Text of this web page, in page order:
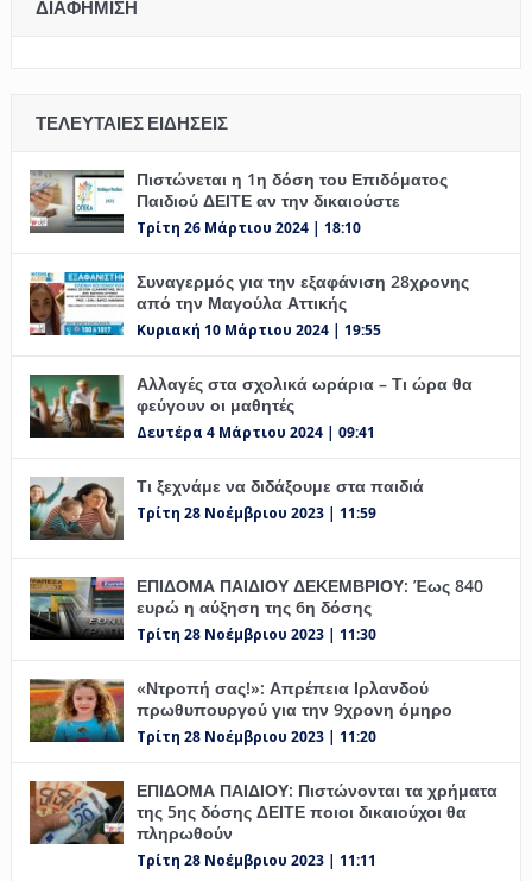
ΔΙΑΦΉΜΙΣΗ
ΤΕΛΕΥΤΑΊΕΣ ΕΙΔΉΣΕΙΣ
Πιστώνεται η 1η δόση του Επιδόματος
Παιδιού ΔΕΙΤΕ αν την δικαιούστε
Τρίτη 26 Μάρτιου 2024 | 18:10
Συναγερμός για την εξαφάνιση 28χρονης
από την Μαγούλα Αττικής
Κυριακή 10 Μάρτιου 2024 | 19:55
Αλλαγές στα σχολικά ωράρια – Τι ώρα θα
φεύγουν οι μαθητές
Δευτέρα 4 Μάρτιου 2024 | 09:41
Τι ξεχνάμε να διδάξουμε στα παιδιά
Τρίτη 28 Νοέμβριου 2023 | 11:59
ΕΠΙΔΟΜΑ ΠΑΙΔΙΟΥ ΔΕΚΕΜΒΡΙΟΥ: Έως 840
ευρώ η αύξηση της 6η δόσης
Τρίτη 28 Νοέμβριου 2023 | 11:30
«Ντροπή σας!»: Απρέπεια Ιρλανδού
πρωθυπουργού για την 9χρονη όμηρο
Τρίτη 28 Νοέμβριου 2023 | 11:20
ΕΠΙΔΟΜΑ ΠΑΙΔΙΟΥ: Πιστώνονται τα χρήματα
της 5ης δόσης ΔΕΙΤΕ ποιοι δικαιούχοι θα
πληρωθούν
Τρίτη 28 Νοέμβριου 2023 | 11:11